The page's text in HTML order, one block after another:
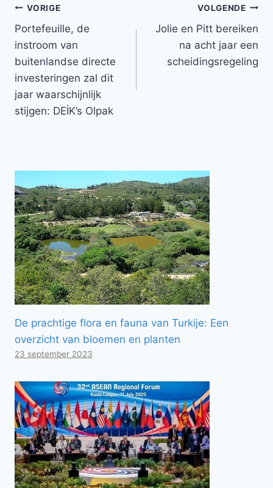
Bericht
navigatie
VORIGE
Portefeuille, de
instroom van
buitenlandse directe
investeringen zal dit
jaar waarschijnlijk
stijgen: DEİK’s Olpak
VOLGENDE
Jolie en Pitt bereiken
na acht jaar een
scheidingsregeling
De prachtige flora en fauna van Turkije: Een
overzicht van bloemen en planten
23 september 2023